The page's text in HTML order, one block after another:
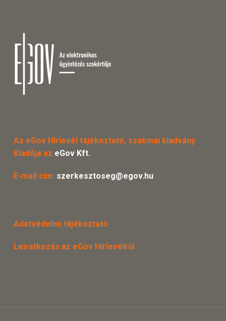
Az eGov Hírlevél tájékoztató, szakmai kiadvány.
Kiadója az eGov Kft.
E-mail cím: szerkesztoseg@egov.hu
Adatvédelmi tájékoztató
Leiratkozás az eGov Hírlevélről